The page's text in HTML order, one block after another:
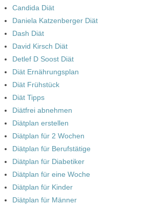
Candida Diät
Daniela Katzenberger Diät
Dash Diät
David Kirsch Diät
Detlef D Soost Diät
Diät Ernährungsplan
Diät Frühstück
Diät Tipps
Diätfrei abnehmen
Diätplan erstellen
Diätplan für 2 Wochen
Diätplan für Berufstätige
Diätplan für Diabetiker
Diätplan für eine Woche
Diätplan für Kinder
Diätplan für Männer